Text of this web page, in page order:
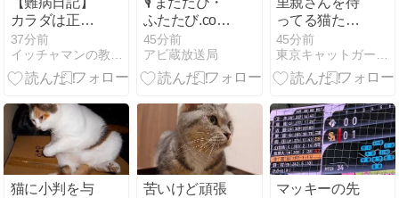
カラダは正
直。
37分前
ふたたび.com
｜フォトレコ
ペット撮影会
の続き ～写真
ちながら
45分前
アビ蔵放送局
ってる猫たち
(8/6)
45分前
猫に小判を与
苦いけど頑張
マッキーの先